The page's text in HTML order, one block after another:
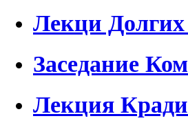
Лекци
Заседание
Лекция